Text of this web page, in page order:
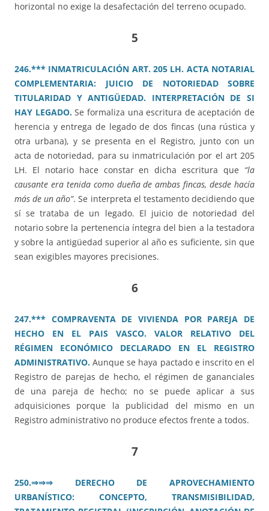
horizontal no exige la desafectación del terreno ocupado.
5
246.*** INMATRICULACIÓN ART. 205 LH. ACTA NOTARIAL
COMPLEMENTARIA: JUICIO DE NOTORIEDAD SOBRE
TITULARIDAD Y ANTIGÜEDAD. INTERPRETACIÓN DE SI
HAY LEGADO.Se formaliza una escritura de aceptación de
herencia y entrega de legado de dos fincas (una rústica y
otra urbana), y se presenta en el Registro, junto con un
acta de notoriedad, para su inmatriculación por el art 205
LH. El notario hace constar en dicha escritura que “la
causante era tenida como dueña de ambas fincas, desde hacía
más de un año”. Se interpreta el testamento decidiendo que
sí se trataba de un legado. El juicio de notoriedad del
notario sobre la pertenencia íntegra del bien a la testadora
y sobre la antigüedad superior al año es suficiente, sin que
sean exigibles mayores precisiones.
6
247.*** COMPRAVENTA DE VIVIENDA POR PAREJA DE
HECHO EN EL PAIS VASCO. VALOR RELATIVO DEL
RÉGIMEN ECONÓMICO DECLARADO EN EL REGISTRO
ADMINISTRATIVO. Aunque se haya pactado e inscrito en el
Registro de parejas de hecho, el régimen de gananciales
de una pareja de hecho; no se puede aplicar a sus
adquisiciones porque la publicidad del mismo en un
Registro administrativo no produce efectos frente a todos.
7
250.⇒⇒⇒ DERECHO DE APROVECHAMIENTO
URBANÍSTICO: CONCEPTO, TRANSMISIBILIDAD,